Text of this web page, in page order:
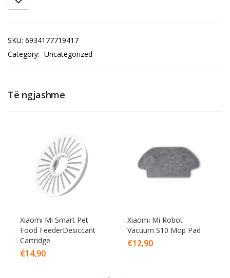
SKU: 6934177719417
Category: Uncategorized
Të ngjashme
Xiaomi Mi Smart Pet
Food FeederDesiccant
Cartridge
€14,90
Xiaomi Mi Robot
Vacuum S10 Mop Pad
€12,90